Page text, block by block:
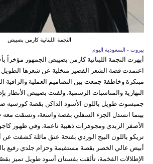
النجمة اللبنانية كارمن بصيبص
بيروت - السعودية اليوم
أبهرت النجمة اللبنانية كارمن بصيبص الجمهور مؤخراً
اعتمدت قصة الشعر القصير متخلية عن شعرها الطويل
مبتكرة وخاطفة جمعت بين التصاميم العملية والراقية
النهارية والمناسبات الرسمية. ولفتت بصيبص الأنظار
جمبسوت طويل باللون الأسود الداكن بقصة كورسيه
بينما انسدل الجزء السفلي بقصة واسعة، ونسقت معه
الأصفر الزبدي ومجوهرات ذهبية ناعمة. وفي ظهور
تريكو باللون البيج الوردي بفتحة عنق مائلة كشفت عن
أبيض عالي الخصر بقصة مستقيمة وحزام جلدي رفيع
الإطلالات الفخمة، تألقت بفستان أسود طويل تميز